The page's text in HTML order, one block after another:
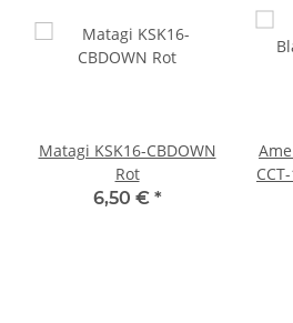
Matagi KSK16-CBDOWN
Rot
6,50 € *